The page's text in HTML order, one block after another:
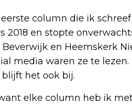
column die ik
2018 en stopte
en Heemskerk
media waren ze te
het ook bij.
elke column heb ik